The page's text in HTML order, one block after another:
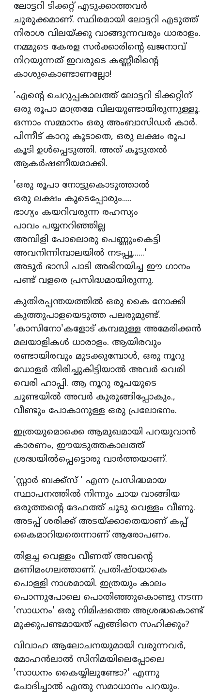
ലോട്ടറി ടിക്കറ്റ് എടുക്കാത്തവര്‍
ചുരുക്കമാണ്. സ്ഥിരമായി ലോട്ടറി എടുത്ത്
നിരാശ വിലയ്ക്കു വാങ്ങുന്നവരും ധാരാളം.
നമ്മുടെ കേരള സര്‍ക്കാരിന്റെ ഖജനാവ്
നിറയുന്നത് ഇവരുടെ കണ്ണീരിന്റെ
കാശുകൊണ്ടാണല്ലോ!
'എന്റെ ചെറുപ്പകാലത്ത് ലോട്ടറി ടിക്കറ്റിന്
ഒരു രൂപാ മാത്രമേ വിലയുണ്ടായിരുന്നുള്ളൂ.
ഒന്നാം സമ്മാനം ഒരു അംബാസിഡര്‍ കാര്‍.
പിന്നീട് കാറു കൂടാതെ, ഒരു ലക്ഷം രൂപ
കൂടി ഉള്‍പ്പെടുത്തി. അത് കൂടുതല്‍
ആകര്‍ഷണീയമാക്കി.
'ഒരു രൂപാ നോട്ടുകൊടുത്താല്‍
ഒരു ലക്ഷം കൂടെപ്പോരും.....
ഭാഗ്യം കയറിവരുന്ന രഹസ്യം
പാവം പയ്യനറിഞ്ഞില്ല
അമ്പിളി പോലൊരു പെണ്ണുംകെട്ടി
അവനിന്നിമ്പാലയില്‍ നടപ്പൂ......'
അടൂര്‍ ഭാസി പാടി അഭിനയിച്ച ഈ ഗാനം
പണ്ട് വളരെ പ്രസിദ്ധമായിരുന്നു.
കുതിരപ്പന്തയത്തില്‍ ഒരു കൈ നോക്കി
കുത്തുപാളയെടുത്ത പലരുമുണ്ട്.
'കാസിനോ'കളോട് കമ്പമുള്ള അമേരിക്കന്‍
മലയാളികള്‍ ധാരാളം. ആയിരവും
രണ്ടായിരവും മുടക്കുമ്പോള്‍, ഒരു നൂറു
ഡോളര്‍ തിരിച്ചുകിട്ടിയാല്‍ അവര്‍ വെരി
വെരി ഹാപ്പി. ആ നൂറു രൂപയുടെ
ചൂണ്ടയില്‍ അവര്‍ കുരുങ്ങിപ്പോകും.,
വീണ്ടും പോകാനുള്ള ഒരു പ്രലോഭനം.
ഇത്രയുമൊക്കെ ആമുഖമായി പറയുവാന്‍
കാരണം, ഈയടുത്തകാലത്ത്
ശ്രദ്ധയില്‍പ്പെട്ടൊരു വാര്‍ത്തയാണ്.
'സ്റ്റാര്‍ ബക്ക്‌സ് ' എന്ന പ്രസിദ്ധമായ
സ്ഥാപനത്തില്‍ നിന്നും ചായ വാങ്ങിയ
ഒരുത്തന്റെ ദേഹത്ത് ചൂടു വെള്ളം വീണു.
അടപ്പ് ശരിക്ക് അടയ്ക്കാതെയാണ് കപ്പ്
കൈമാറിയതെന്നാണ് ആരോപണം.
തിളച്ച വെള്ളം വീണത് അവന്റെ
മണിമംഗലത്താണ്. പ്രതിഷ്ഠയാകെ
പൊള്ളി നാശമായി. ഇത്രയും കാലം
പൊന്നുപോലെ പൊതിഞ്ഞുകൊണ്ടു നടന്ന
'സാധനം' ഒരു നിമിഷത്തെ അശ്രദ്ധകൊണ്ട്
മുക്കുപണ്ടമായത് എങ്ങിനെ സഹിക്കും?
വിവാഹ ആലോചനയുമായി വരുന്നവര്‍,
മോഹന്‍ലാല്‍ സിനിമയിലെപ്പോലെ
'സാധനം കൈയ്യിലുണ്ടോ?' എന്നു
ചോദിച്ചാല്‍ എന്തു സമാധാനം പറയും.